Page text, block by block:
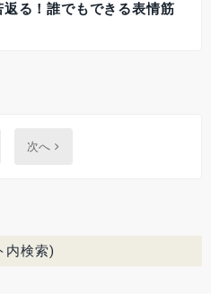
る！誰でもできる表情筋
Next
次へ
内検索)